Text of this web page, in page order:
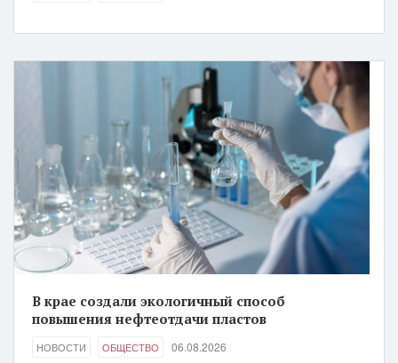
В крае создали экологичный способ
повышения нефтеотдачи пластов
НОВОСТИ ОБЩЕСТВО 06.08.2026